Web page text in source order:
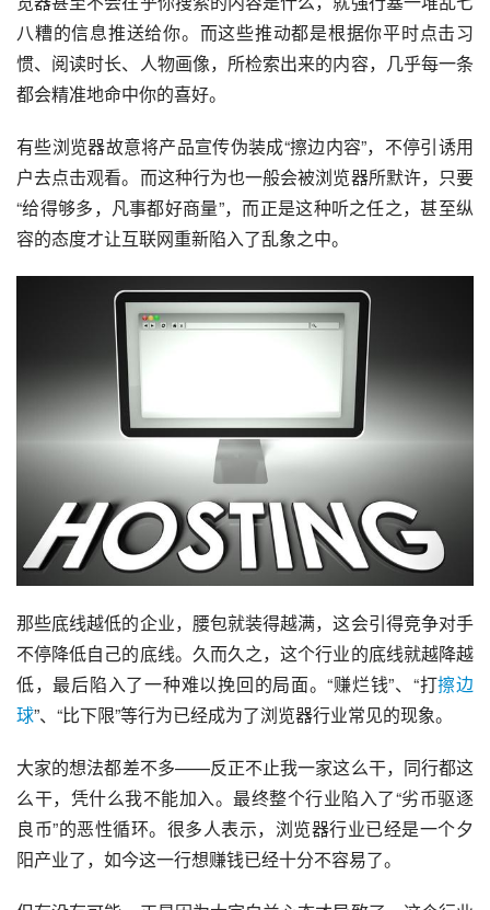
八糟的信息推送给你。而这些推动都是根据你平时点击习
惯、阅读时长、人物画像，所检索出来的内容，几乎每一条
都会精准地命中你的喜好。
有些浏览器故意将产品宣传伪装成“擦边内容”，不停引诱用
户去点击观看。而这种行为也一般会被浏览器所默许，只要
“给得够多，凡事都好商量”，而正是这种听之任之，甚至纵
容的态度才让互联网重新陷入了乱象之中。
那些底线越低的企业，腰包就装得越满，这会引得竞争对手
不停降低自己的底线。久而久之，这个行业的底线就越降越
低，最后陷入了一种难以挽回的局面。“赚烂钱”、“打擦边
球”、“比下限”等行为已经成为了浏览器行业常见的现象。
大家的想法都差不多——反正不止我一家这么干，同行都这
么干，凭什么我不能加入。最终整个行业陷入了“劣币驱逐
良币”的恶性循环。很多人表示，浏览器行业已经是一个夕
阳产业了，如今这一行想赚钱已经十分不容易了。